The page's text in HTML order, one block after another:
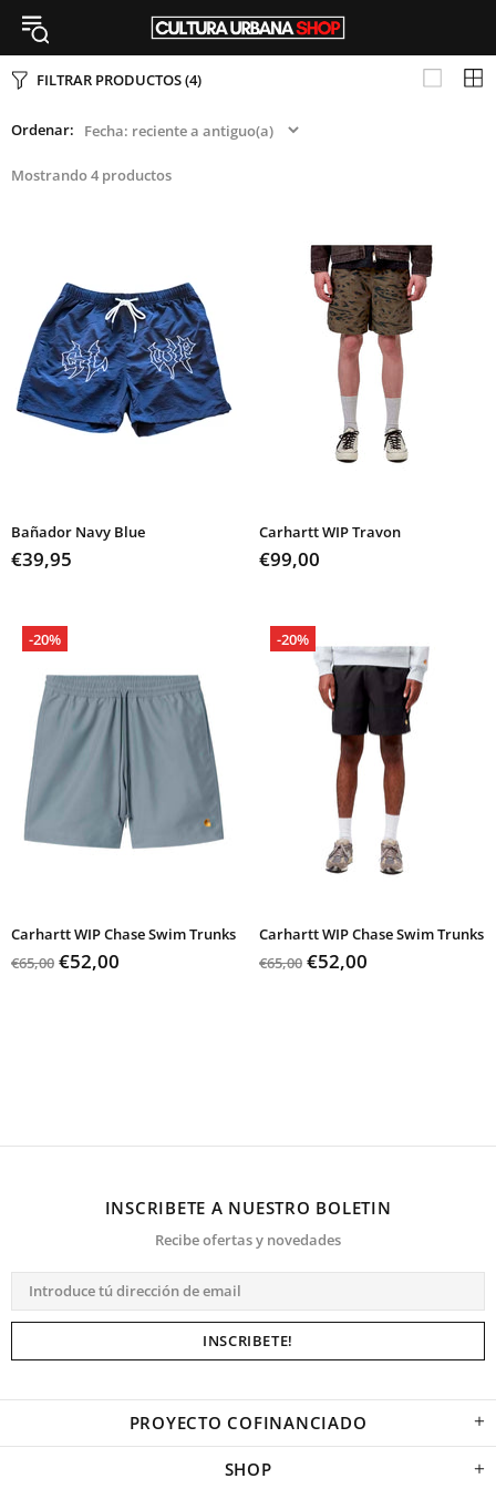
FILTRAR PRODUCTOS(4)
Ordenar:
Mostrando 4 productos
Bañador Navy Blue
€39,95
Carhartt WIP Travon
€99,00
-20%
Carhartt WIP Chase Swim Trunks
€65,00 €52,00
-20%
Carhartt WIP Chase Swim Trunks
€65,00 €52,00
INSCRIBETE A NUESTRO BOLETIN
Recibe ofertas y novedades
PROYECTO COFINANCIADO
SHOP